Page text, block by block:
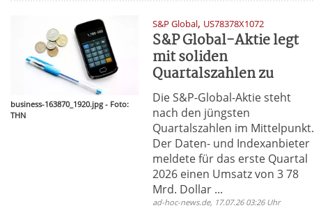
business-163870_1920.jpg - Foto:
THN
S&P Global, US78378X1072
S&P Global-Aktie legt
mit soliden
Quartalszahlen zu
Die S&P-Global-Aktie steht
nach den jüngsten
Quartalszahlen im Mittelpunkt.
Der Daten- und Indexanbieter
meldete für das erste Quartal
2026 einen Umsatz von 3 78
Mrd. Dollar ...
ad-hoc-news.de, 17.07.26 03:26 Uhr